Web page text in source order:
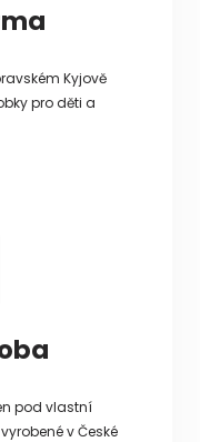
Kyjově
pro děti a
pod vlastní
v České